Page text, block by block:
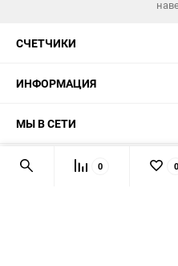
СЧЕТЧИКИ
ИНФОРМАЦИЯ
МЫ В СЕТИ
КОНТАКТЫ 0 0